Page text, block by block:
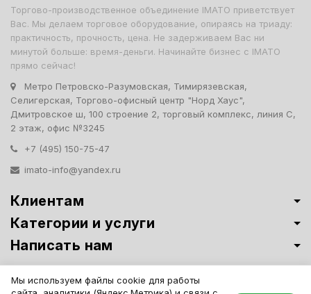
Торгово-производственное объединение IMATO приветствует
Вас. Мы делаем торговое оборудование, опираясь на триаду:
практичность, прочность, цена. Не задерживаем Вас ни
минутой больше: время-деньги. Начинайте бизнес с IMATO
прямо сейчас!
Метро Петровско-Разумовская, Тимирязевская,
Селигерская, Торгово-офисный центр "Норд Хаус",
Дмитровское ш, 100 строение 2, торговый комплекс, линия С,
2 этаж, офис №3245
+7 (495) 150-75-47
imato-info@yandex.ru
Клиентам
Категории и услуги
Написать нам
Витрины премиум-класса ИМАТО
Политика обработки персональных
данных
Мы используем файлы cookie для работы